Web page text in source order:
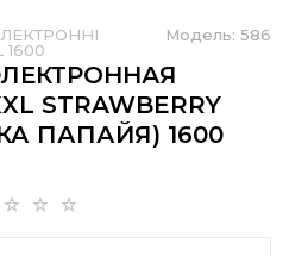
Модель: 586
1600
STRAWBERRY
ПАПАЙЯ) 1600